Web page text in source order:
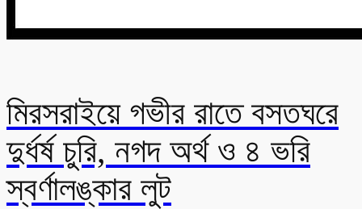
মিরসরাইয়ে গভীর রাতে বসতঘরে
দুর্ধর্ষ চুরি, নগদ অর্থ ও ৪ ভরি
স্বর্ণালঙ্কার লুট